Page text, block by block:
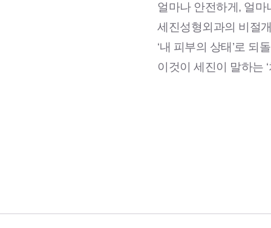
얼마나 안전하게, 얼
세진성형외과의 비절
‘내 피부의 상태’로 되
이것이 세진이 말하는